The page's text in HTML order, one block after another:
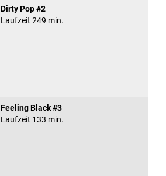
Dirty Pop #2
Laufzeit 249 min.
Feeling Black #3
Laufzeit 133 min.